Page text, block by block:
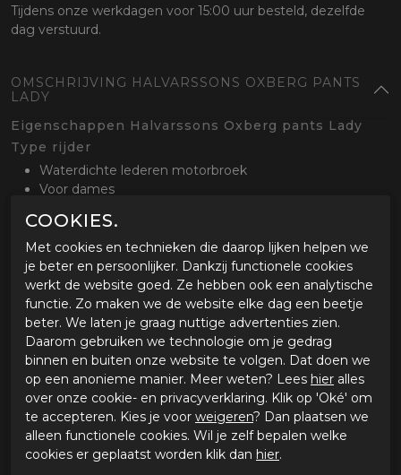
Tijdens onze werkdagen voor 15:00 uur besteld, dezelfde
dag verstuurd.
OMSCHRIJVING HALVARSSONS OXBERG PANTS
LADY
Eigenschappen Halvarssons Oxberg pants Lady
Type rijder
Waterdichte lederen motorbroek
Voor dames
Buitenlaag en protectie
Geitenlederen motorbroek
Waterdicht dankzij het Dryway+ membraan
Verstevigend High-Art op de heupen en knieën
Verstelbare CE level 1 protectoren op de heupen en
knieën
Drievoudige naden op blootgestelde delen
Comfort
Lange bevestigingsrits voor aan de jas
Stretchpanelen voor extra comfort
Afneembare bretels
COOKIES.
Met cookies en technieken die daarop lijken helpen we
je beter en persoonlijker. Dankzij functionele cookies
werkt de website goed. Ze hebben ook een analytische
functie. Zo maken we de website elke dag een beetje
beter. We laten je graag nuttige advertenties zien.
Daarom gebruiken we technologie om je gedrag
binnen en buiten onze website te volgen. Dat doen we
op een anonieme manier. Meer weten? Lees hier alles
over onze cookie- en privacyverklaring. Klik op 'Oké' om
te accepteren. Kies je voor weigeren? Dan plaatsen we
alleen functionele cookies. Wil je zelf bepalen welke
cookies er geplaatst worden klik dan hier.